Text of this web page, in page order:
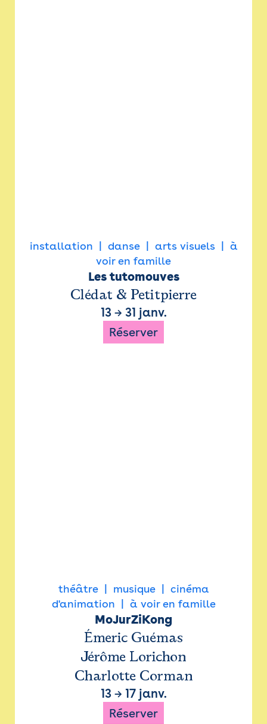
installation danse arts visuels
à
voir en famille
Les tutomouves
Clédat & Petitpierre
13→ 31 janv.
Réserver
théâtre musique
cinéma
d'animation
à voir en famille
MoJurZiKong
Émeric Guémas
Jérôme Lorichon
Charlotte Corman
13→ 17 janv.
Réserver